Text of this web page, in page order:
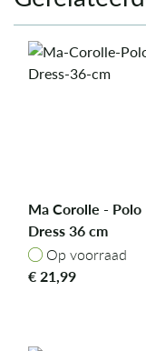
Ma Corolle - Polo
Dress 36 cm
Op voorraad
Op voorraad
€21,99